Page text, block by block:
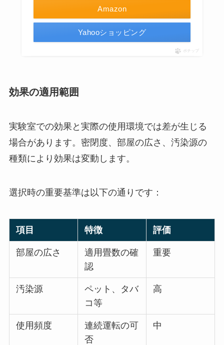
Amazon
Yahooショッピング
ポチップ
効果の適用範囲
実験室での効果と実際の使用環境では差が生じる
場合があります。密閉度、部屋の広さ、汚染源の
種類により効果は変動します。
選択時の重要基準は以下の通りです：
項目 特徴 評価
部屋の広さ
適用畳数の確
認
重要
汚染源
ペット、タバ
コ等
高
使用頻度
連続運転の可
否
中